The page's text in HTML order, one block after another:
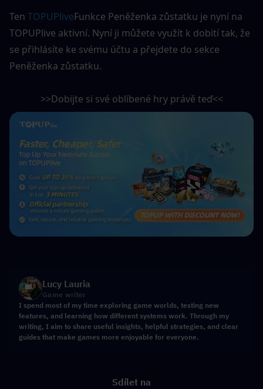
Ten TOPUPliveFunkce Peněženka zůstatku je nyní na
TOPUPlive aktivní. Nyní ji můžete využít k dobití tak, že
se přihlásíte ke svému účtu a přejdete do sekce
Peněženka zůstatku.
>>Dobijte si své oblíbené hry právě teď<<
Lucy Lauria
Game writer
I spend most of my time exploring game worlds, testing new
features, and learning how different systems work. Through my
writing, I aim to share useful insights, helpful strategies, and clear
guides that make games more enjoyable for everyone.
Sdílet na